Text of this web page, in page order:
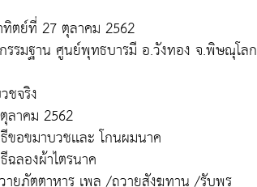
ตย์ที่ 27 ตุลาคม 2562
รมฐาน ศูนย์พุทธบารมี อ.วังทอง จ.พิษณุโลก
ชจริง
าคม 2562
ขอขมาบวชเเละ โกนผมนาค
ฉลองผ้าไตรนาค